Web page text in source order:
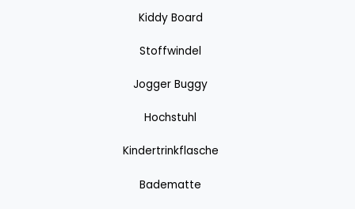
Kiddy Board
Stoffwindel
Jogger Buggy
Hochstuhl
Kindertrinkflasche
Badematte